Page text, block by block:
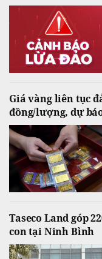
Giá vàng liên tục
đồng/lượng, dự
Taseco Land góp
con tại Ninh Bình